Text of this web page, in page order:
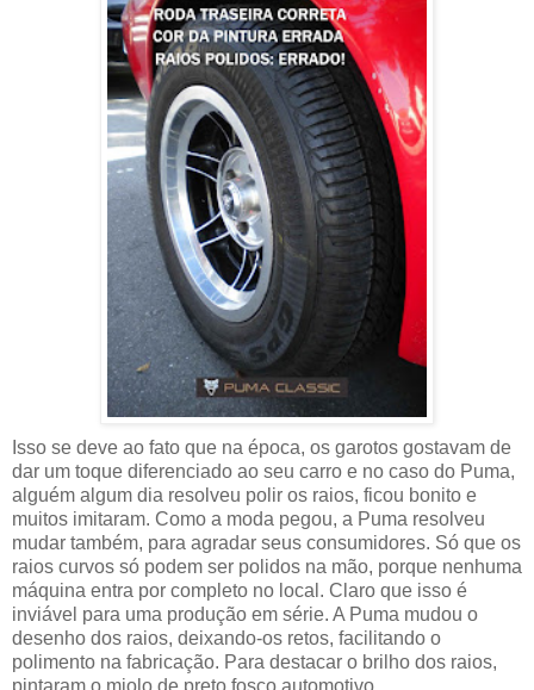
Isso se deve ao fato que na época, os garotos gostavam de
dar um toque diferenciado ao seu carro e no caso do Puma,
alguém algum dia resolveu polir os raios, ficou bonito e
muitos imitaram. Como a moda pegou, a Puma resolveu
mudar também, para agradar seus consumidores. Só que os
raios curvos só podem ser polidos na mão, porque nenhuma
máquina entra por completo no local. Claro que isso é
inviável para uma produção em série. A Puma mudou o
desenho dos raios, deixando-os retos, facilitando o
polimento na fabricação. Para destacar o brilho dos raios,